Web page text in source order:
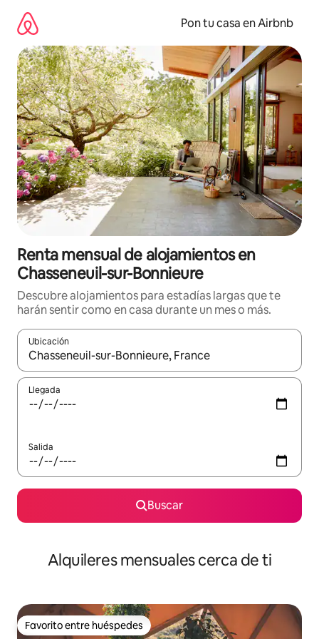
contenido
Pon tu casa en Airbnb
Renta mensual de alojamientos en
Chasseneuil-sur-Bonnieure
Descubre alojamientos para estadías largas que te
harán sentir como en casa durante un mes o más.
Ubicación
Cuando los resultados estén disponibles, navega con las
Llegada
Salida
Buscar
Alquileres mensuales cerca de ti
Favorito entre huéspedes
Favorito entre huéspedes